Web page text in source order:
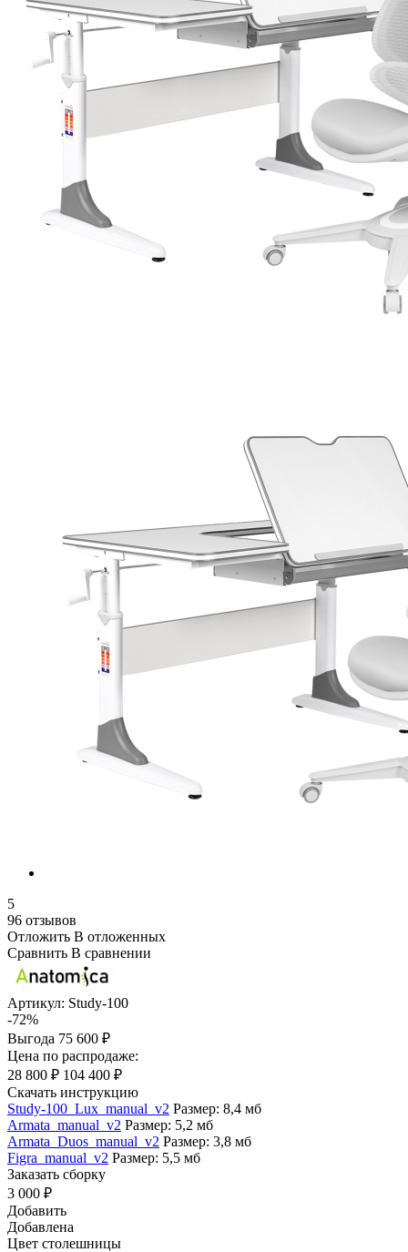
5
96 отзывов
Отложить В отложенных
Сравнить В сравнении
Артикул: Study-100
-72%
Выгода 75 600 ₽
Цена по распродаже:
28 800 ₽ 104 400 ₽
Скачать инструкцию
Study-100_Lux_manual_v2 Размер: 8,4 мб
Armata_manual_v2 Размер: 5,2 мб
Armata_Duos_manual_v2 Размер: 3,8 мб
Figra_manual_v2 Размер: 5,5 мб
Заказать сборку
3 000 ₽
Добавить
Добавлена
Цвет столешницы